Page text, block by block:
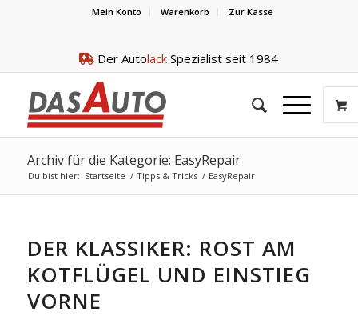
Mein Konto Warenkorb Zur Kasse
Der Autolack Spezialist seit 1984
Archiv für die Kategorie: EasyRepair
Du bist hier: Startseite / Tipps & Tricks / EasyRepair
DER KLASSIKER: ROST AM
KOTFLÜGEL UND EINSTIEG
VORNE